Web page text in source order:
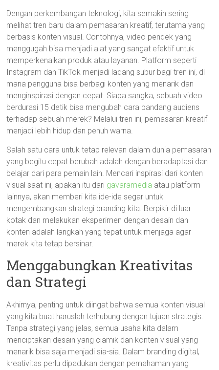
Dengan perkembangan teknologi, kita semakin sering
melihat tren baru dalam pemasaran kreatif, terutama yang
berbasis konten visual. Contohnya, video pendek yang
menggugah bisa menjadi alat yang sangat efektif untuk
memperkenalkan produk atau layanan. Platform seperti
Instagram dan TikTok menjadi ladang subur bagi tren ini, di
mana pengguna bisa berbagi konten yang menarik dan
menginspirasi dengan cepat. Siapa sangka, sebuah video
berdurasi 15 detik bisa mengubah cara pandang audiens
terhadap sebuah merek? Melalui tren ini, pemasaran kreatif
menjadi lebih hidup dan penuh warna.
Salah satu cara untuk tetap relevan dalam dunia pemasaran
yang begitu cepat berubah adalah dengan beradaptasi dan
belajar dari para pemain lain. Mencari inspirasi dari konten
visual saat ini, apakah itu dari gavaramedia atau platform
lainnya, akan memberi kita ide-ide segar untuk
mengembangkan strategi branding kita. Berpikir di luar
kotak dan melakukan eksperimen dengan desain dan
konten adalah langkah yang tepat untuk menjaga agar
merek kita tetap bersinar.
Menggabungkan Kreativitas
dan Strategi
Akhirnya, penting untuk diingat bahwa semua konten visual
yang kita buat haruslah terhubung dengan tujuan strategis.
Tanpa strategi yang jelas, semua usaha kita dalam
menciptakan desain yang ciamik dan konten visual yang
menarik bisa saja menjadi sia-sia. Dalam branding digital,
kreativitas perlu dipadukan dengan pemahaman yang